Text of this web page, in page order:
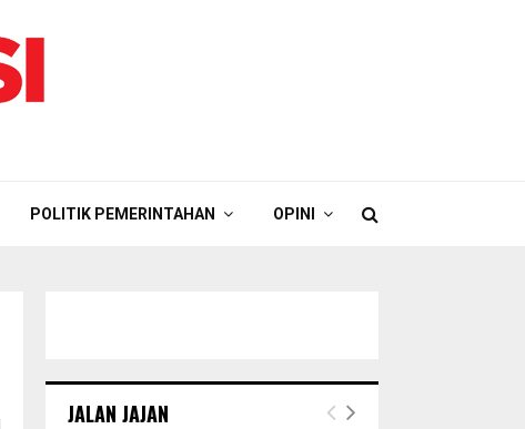
POLITIK PEMERINTAHAN OPINI
JALAN JAJAN